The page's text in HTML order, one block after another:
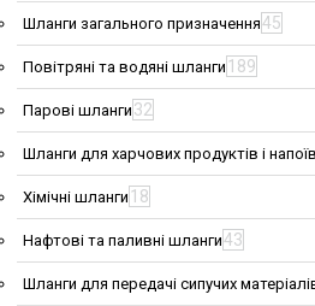
Шланги загального призначення45
Повітряні та водяні шланги 189
Парові шланги 32
Шланги для харчових продуктів і напоїв
Хімічні шланги 18
Нафтові та паливні шланги43
Шланги для передачі сипучих